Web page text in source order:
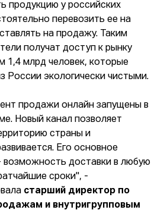
продукцию у российских
перевозить ее на
на продажу. Таким
получат доступ к рынку
1,4 млрд человек, которые
России экологически чистыми.
продажи онлайн запущены в
Новый канал позволяет
страны и
Его основное
возможность доставки в любую
сроки", -
старший директор по
и внутригрупповым